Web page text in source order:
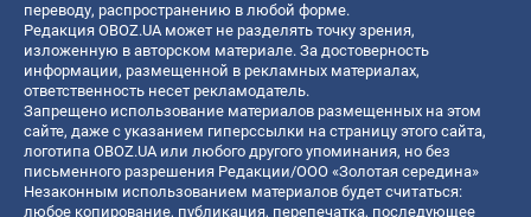
переводу, распространению в любой форме.
Редакция OBOZ.UA может не разделять точку зрения,
изложенную в авторском материале. За достоверность
информации, размещенной в рекламных материалах,
ответственность несет рекламодатель.
Запрещено использование материалов размещенных на этом
сайте, даже с указанием гиперссылки на страницу этого сайта,
логотипа OBOZ.UA или любого другого упоминания, но без
письменного разрешения Редакции/ООО «Золотая середина»
Незаконным использованием материалов будет считаться:
любое копирование, публикация, перепечатка, последующее